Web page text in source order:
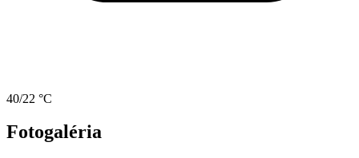
40/22 °C
Fotogaléria